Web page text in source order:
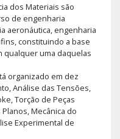
dos Materiais são
de engenharia
aeronáutica, engenharia
constituindo a base
qualquer uma daquelas
organizado em dez
Análise das Tensões,
Torção de Peças
Mecânica do
Experimental de